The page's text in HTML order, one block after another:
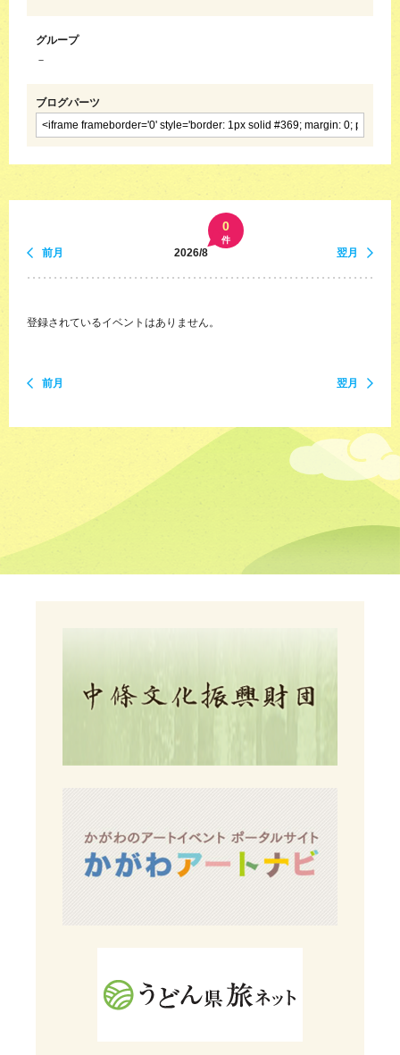
グループ
－
ブログパーツ
前月 2026/8
0
件
翌月
登録されているイベントはありません。
前月 翌月